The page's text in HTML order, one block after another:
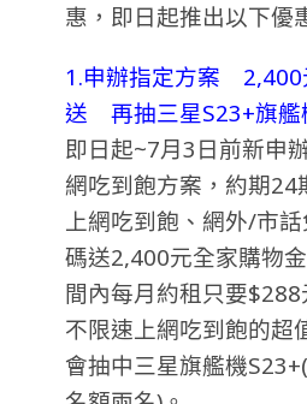
惠，即日起推出以下優
1.申辦指定方案 2,400
送 再抽三星S23+旗艦
即日起~7月3日前新申
網吃到飽方案，約期24
上網吃到飽、網外/市
碼送2,400元全家購物
間內每月約租只要
不限速上網吃到飽的超
會抽中三星旗艦機